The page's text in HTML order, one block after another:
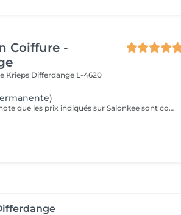
Coiffure -
Krieps Differdange L-4620
Veuillez prendre note que les prix indiqués sur Salonkee sont communiqués à titre informatif et s'entendent de base. Ces derniers sont susceptibles de varier selon le diagnostic réalisé à votre arrivée au salon et l'expertise du professionnel à qui vous confiez votre beauté. Dans tous les cas, un devis précis vous sera proposé et toutes réalisations de prestations seront effectuées avec votre accord. Un grand merci d'avance pour votre compréhension. Au plaisir de vous recevoir très vite.